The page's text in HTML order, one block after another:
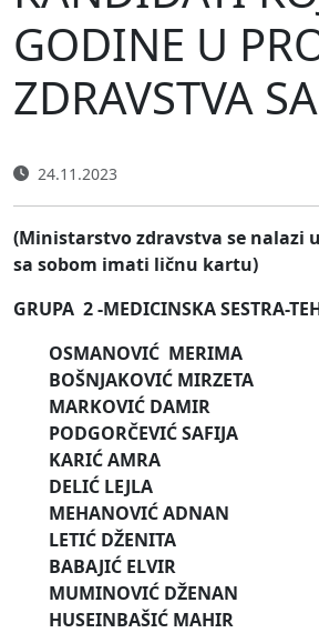
GODINE U
ZDRAVSTVA
24.11.2023
(Ministarstvo zdravstva se nalazi
sa sobom imati ličnu kartu)
GRUPA 2 -MEDICINSKA
OSMANOVIĆ MERIMA
BOŠNJAKOVIĆ MIRZETA
MARKOVIĆ DAMIR
PODGORČEVIĆ SAFIJA
KARIĆ AMRA
DELIĆ LEJLA
MEHANOVIĆ ADNAN
LETIĆ DŽENITA
BABAJIĆ ELVIR
MUMINOVIĆ DŽENAN
HUSEINBAŠIĆ MAHIR